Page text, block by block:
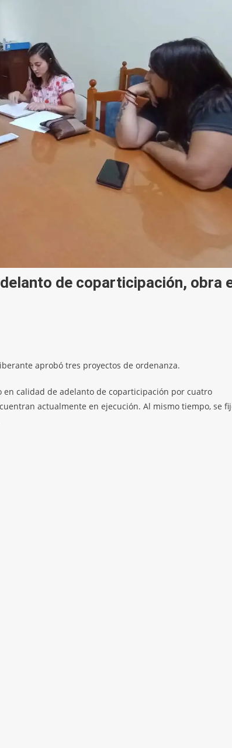
de coparticipación, obra
aprobó tres proyectos de ordenanza.
calidad de adelanto de coparticipación por cuatro
actualmente en ejecución. Al mismo tiempo, se